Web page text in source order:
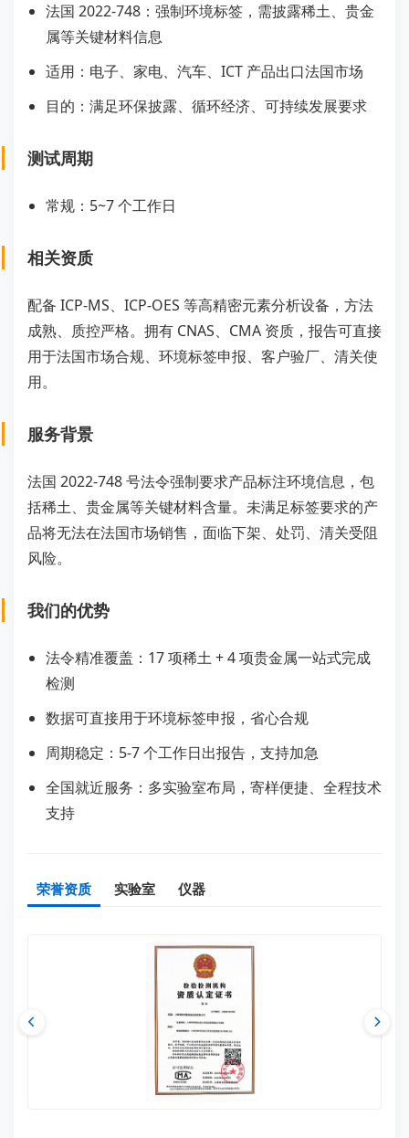
法国 2022-748：强制环境标签，需披露稀土、贵金
属等关键材料信息
适用：电子、家电、汽车、ICT 产品出口法国市场
目的：满足环保披露、循环经济、可持续发展要求
测试周期
常规：5~7 个工作日
相关资质
配备 ICP-MS、ICP-OES 等高精密元素分析设备，方法
成熟、质控严格。拥有 CNAS、CMA 资质，报告可直接
用于法国市场合规、环境标签申报、客户验厂、清关使
用。
服务背景
法国 2022-748 号法令强制要求产品标注环境信息，包
括稀土、贵金属等关键材料含量。未满足标签要求的产
品将无法在法国市场销售，面临下架、处罚、清关受阻
风险。
我们的优势
法令精准覆盖：17 项稀土 + 4 项贵金属一站式完成
检测
数据可直接用于环境标签申报，省心合规
周期稳定：5-7 个工作日出报告，支持加急
全国就近服务：多实验室布局，寄样便捷、全程技术
支持
荣誉资质 实验室 仪器